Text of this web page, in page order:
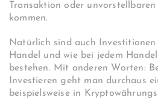
Transaktion oder
kommen.
Natürlich sind auch
Handel und wie bei jedem
bestehen. Mit anderen Worten:
Investieren geht man durchaus
beispielsweise in